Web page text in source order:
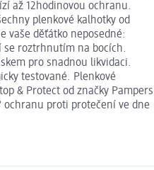
až 12hodinovou ochranu.
plenkové kalhotky od
vaše děťátko neposedné:
se roztrhnutím na bocích.
pro snadnou likvidaci.
testované. Plenkové
& Protect od značky Pampers
ochranu proti protečení ve dne